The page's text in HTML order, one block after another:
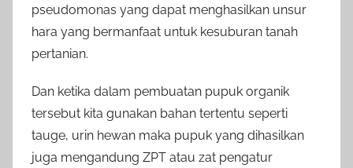
pseudomonas yang dapat menghasilkan unsur
hara yang bermanfaat untuk kesuburan tanah
pertanian.
Dan ketika dalam pembuatan pupuk organik
tersebut kita gunakan bahan tertentu seperti
tauge, urin hewan maka pupuk yang dihasilkan
juga mengandung ZPT atau zat pengatur